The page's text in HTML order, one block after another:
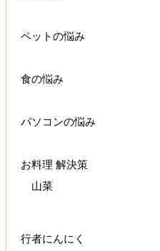
ペットの悩み
食の悩み
パソコンの悩み
お料理 解決策
山菜
行者にんにく